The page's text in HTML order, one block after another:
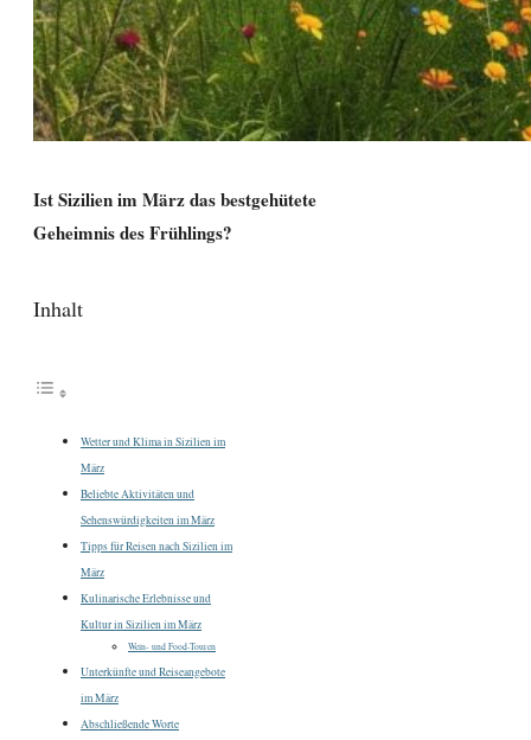
Ist Sizilien im März das bestgehütete
Geheimnis des Frühlings?
Inhalt
Wetter und Klima in Sizilien im
März
Beliebte Aktivitäten und
Sehenswürdigkeiten im März
Tipps für Reisen nach Sizilien im
März
Kulinarische Erlebnisse und
Kultur in Sizilien im März
Wein- und Food-Touren
Unterkünfte und Reiseangebote
im März
Abschließende Worte